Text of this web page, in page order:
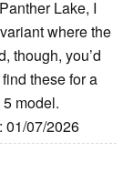
Lake, I
where the
though, you’d
these for a
model.
01/07/2026